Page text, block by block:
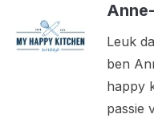
Leuk
ben
happy
passie